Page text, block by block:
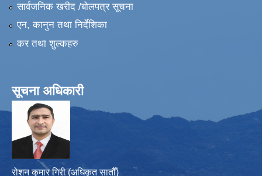
सार्वजनिक खरीद /बोलपत्र सूचना
एन, कानुन तथा निर्देशिका
कर तथा शुल्कहरु
सूचना अधिकारी
रोशन कुमार गिरी (अधिकृत सातौँ)